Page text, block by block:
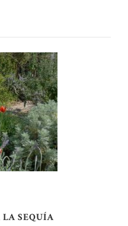
SEQUÍA